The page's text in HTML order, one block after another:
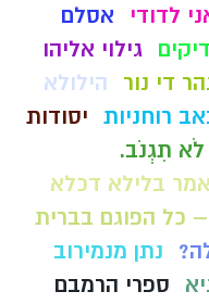
לדודי
אסלם
גילוי אליהו
די נור
הילולא
רוחניות יסודות
לֹא תִגְנֹב.
בלילא דכלא
כל הפוגם בברית
נתן מנמירוב
ספרי הרמבם